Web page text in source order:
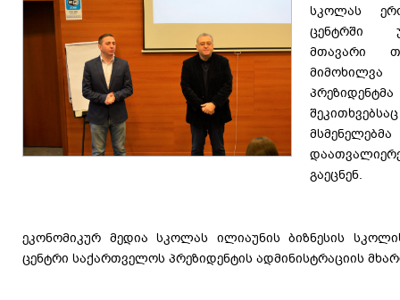
სკოლას
ცენტრში
მთავარი
მიმოხილვა
გაეცნენ.
ეკონომიკურ მედია სკოლას ილიაუნის ბიზნესის
ცენტრი საქართველოს პრეზიდენტის ადმინისტრაციის